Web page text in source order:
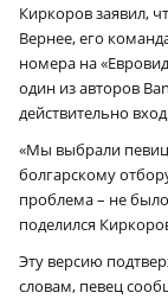
Киркоров заявил,
Вернее, его
номера на
один из авторов
действительно
«Мы выбрали
болгарскому
проблема – не
поделился
Эту версию
словам, певец